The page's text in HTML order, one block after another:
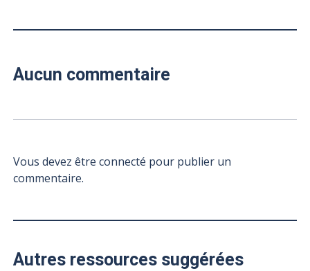
Aucun commentaire
Vous devez être connecté pour publier un
commentaire.
Autres ressources suggérées